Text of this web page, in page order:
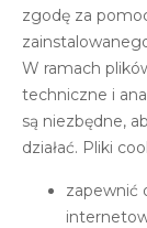
zgodę za
W ramach
techniczne i
są niezbędne,
działać. Pliki
zapewnić